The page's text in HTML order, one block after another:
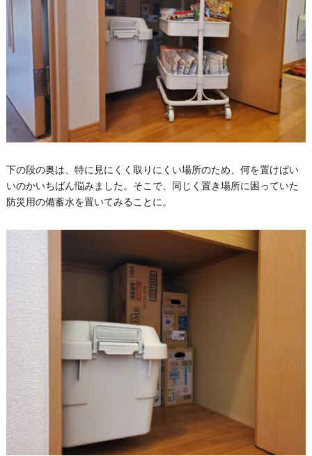
下の段の奥は、特に見にくく取りにくい場所のため、何を置けばい
いのかいちばん悩みました。そこで、同じく置き場所に困っていた
防災用の備蓄水を置いてみることに。